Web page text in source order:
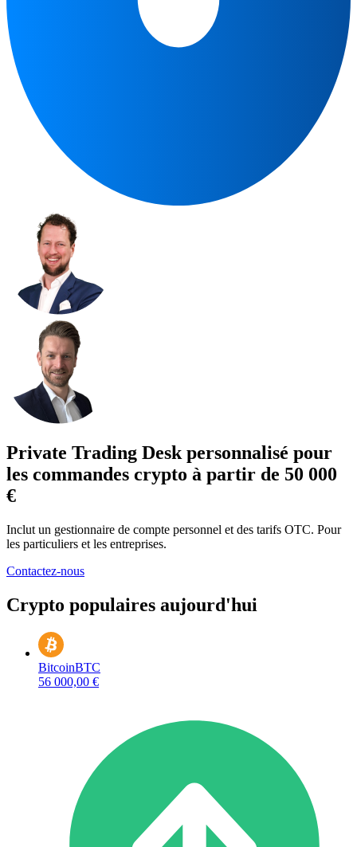
Private Trading Desk personnalisé pour
les commandes crypto à partir de 50 000
€
Inclut un gestionnaire de compte personnel et des tarifs OTC. Pour
les particuliers et les entreprises.
Contactez-nous
Crypto populaires aujourd'hui
BitcoinBTC
56 000,00 €